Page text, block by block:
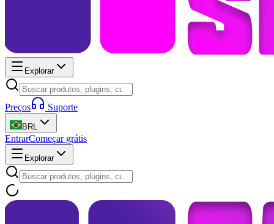
Explorar
Preços Suporte
BRL
EntrarComeçar grátis
Explorar